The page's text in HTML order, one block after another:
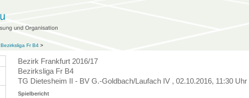
Bezirksliga Fr B4 >
Bezirk Frankfurt 2016/17
Bezirksliga Fr B4
TG Dietesheim II - BV G.-Goldbach/Laufach IV , 02.10.2016, 11:30 Uhr
Spielbericht